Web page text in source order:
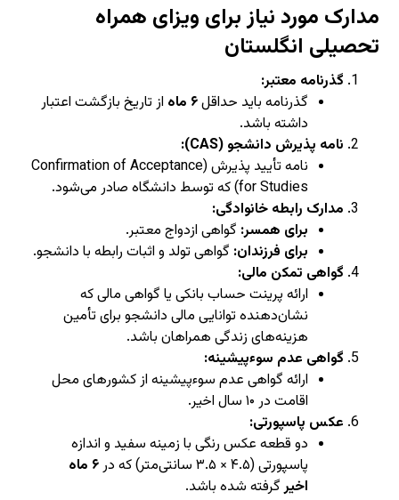
مدارک مورد نیاز برای ویزای همراه
تحصیلی انگلستان
گذرنامه معتبر:
گذرنامه باید حداقل۶ ماه
از تاریخ بازگشت اعتبار
داشته باشد.
نامه پذیرش دانشجو (CAS):
نامه تأیید پذیرش (Confirmation of Acceptance
for Studies) که توسط دانشگاه صادر می‌شود.
مدارک رابطه خانوادگی:
برای همسر: گواهی ازدواج معتبر.
برای فرزندان: گواهی تولد و اثبات رابطه با دانشجو.
گواهی تمکن مالی:
ارائه پرینت حساب بانکی یا گواهی مالی که
نشان‌دهنده توانایی مالی دانشجو برای تأمین
هزینه‌های زندگی همراهان باشد.
گواهی عدم سوءپیشینه:
ارائه گواهی عدم سوءپیشینه از کشورهای محل
اقامت در ۱۰ سال اخیر.
عکس پاسپورتی:
دو قطعه عکس رنگی با زمینه سفید و اندازه
پاسپورتی (۴.۵ × ۳.۵ سانتی‌متر) که در
۶ ماه
اخیرگرفته شده باشد.